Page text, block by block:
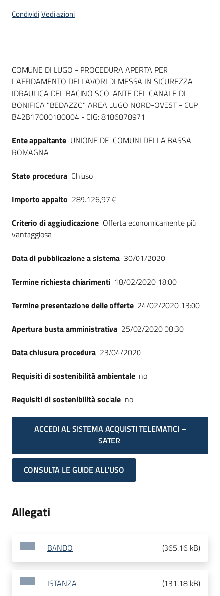
CondividiVedi azioni
Dati del bando
COMUNE DI LUGO - PROCEDURA APERTA PER
L'AFFIDAMENTO DEI LAVORI DI MESSA IN SICUREZZA
IDRAULICA DEL BACINO SCOLANTE DEL CANALE DI
BONIFICA "BEDAZZO" AREA LUGO NORD-OVEST - CUP
B42B17000180004 - CIG: 8186878971
Ente appaltante UNIONE DEI COMUNI DELLA BASSA
ROMAGNA
Stato procedura Chiuso
Importo appalto 289.126,97 €
Criterio di aggiudicazione Offerta economicamente più
vantaggiosa
Data di pubblicazione a sistema 30/01/2020
Termine richiesta chiarimenti 18/02/2020 18:00
Termine presentazione delle offerte 24/02/2020 13:00
Apertura busta amministrativa 25/02/2020 08:30
Data chiusura procedura 23/04/2020
Requisiti di sostenibilità ambientale no
Requisiti di sostenibilità sociale no
ACCEDI AL SISTEMA ACQUISTI TELEMATICI –
SATER
CONSULTA LE GUIDE ALL'USO
Allegati
BANDO (365.16 kB)
ISTANZA (131.18 kB)